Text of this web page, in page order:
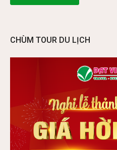
CHÙM TOUR DU LỊCH